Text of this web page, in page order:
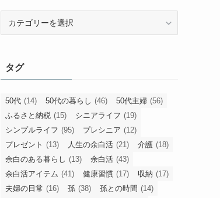
リ
ー
タグ
50代 (14) 50代の暮らし (46) 50代主婦 (56)
ふるさと納税 (15) シニアライフ (19)
シンプルライフ (95) プレシニア (12)
プレゼント (13) 人生の余白活 (21) 介護 (18)
余白のある暮らし (13) 余白活 (43)
余白活アイテム (41) 健康習慣 (17) 収納 (17)
夫婦の日常 (16) 孫 (38) 孫との時間 (14)